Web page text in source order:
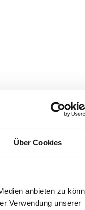
Über Cookies
anbieten zu
Verwendung unserer